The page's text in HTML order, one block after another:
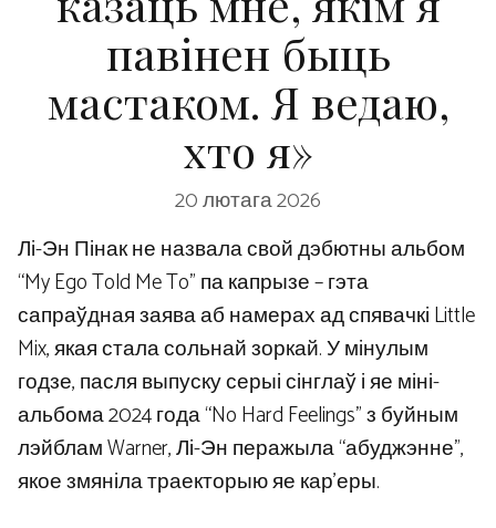
павінен быць
мастаком. Я ведаю,
хто я»
20 лютага 2026
Лі-Эн Пінак не назвала свой дэбютны альбом
“My Ego Told Me To” па капрызе – гэта
сапраўдная заява аб намерах ад спявачкі Little
Mix, якая стала сольнай зоркай. У мінулым
годзе, пасля выпуску серыі сінглаў і яе міні-
альбома 2024 года “No Hard Feelings” з буйным
лэйблам Warner, Лі-Эн перажыла “абуджэнне”,
якое змяніла траекторыю яе кар’еры.